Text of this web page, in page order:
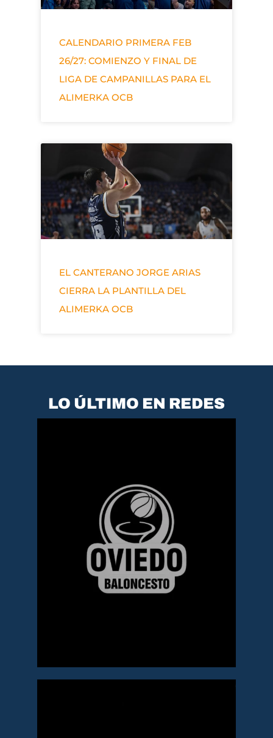
CALENDARIO PRIMERA FEB
26/27: COMIENZO Y FINAL DE
LIGA DE CAMPANILLAS PARA EL
ALIMERKA OCB
EL CANTERANO JORGE ARIAS
CIERRA LA PLANTILLA DEL
ALIMERKA OCB
LO ÚLTIMO EN REDES